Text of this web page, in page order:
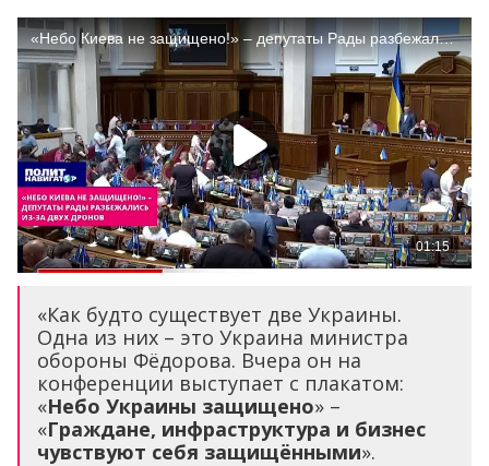
«Как будто существует две Украины.
Одна из них – это Украина министра
обороны Фёдорова. Вчера он на
конференции выступает с плакатом:
«Небо Украины защищено» –
«Граждане, инфраструктура и бизнес
чувствуют себя защищёнными».